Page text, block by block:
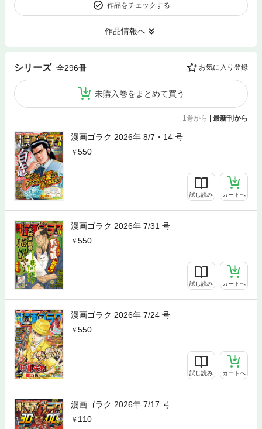
作品をチェックする
作品情報へ
シリーズ 全296冊 お気に入り登録
未購入巻をまとめて買う
1巻から | 最新刊から
漫画ゴラク 2026年 8/7・14 号
550
試し読み カートへ
漫画ゴラク 2026年 7/31 号
550
試し読み カートへ
漫画ゴラク 2026年 7/24 号
550
試し読み カートへ
漫画ゴラク 2026年 7/17 号
110